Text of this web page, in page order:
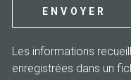
ENVOYER
Les informations
enregistrées dans un